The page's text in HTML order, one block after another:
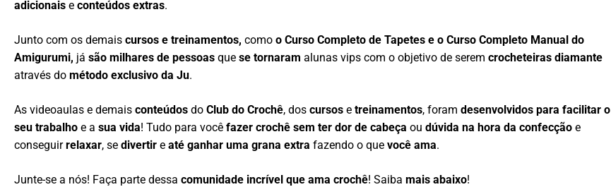
adicionais econteúdos extras.
Junto com os demaiscursos e treinamentos,como o Curso Completo de Tapetes e o Curso Completo Manual do
Amigurumi, já são milhares de pessoasquese tornaram alunas vips com o objetivo de serem crocheteiras diamante
através do método exclusivo da Ju.
As videoaulas e demaisconteúdos do Club do Crochê, doscursos etreinamentos, foramdesenvolvidos para facilitar o
seu trabalho e asua vida! Tudo para vocêfazer crochê sem ter dor de cabeça oudúvida na hora da confecção e
conseguirrelaxar, sedivertir eaté ganhar uma grana extra fazendo o quevocê ama.
Junte-se a nós! Faça parte dessacomunidade incrível que ama crochê! Saibamais abaixo!